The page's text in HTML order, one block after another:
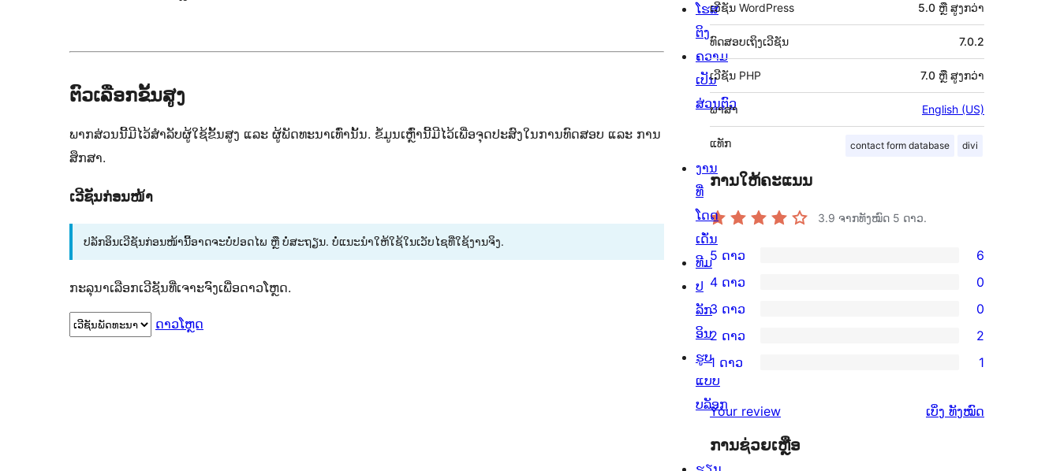
ຕົວເລືອກຂັ້ນສູງ
ພາກສ່ວນນີ້ມີໄວ້ສຳລັບຜູ້ໃຊ້ຂັ້ນສູງ ແລະ ຜູ້ພັດທະນາເທົ່ານັ້ນ. ຂໍ້ມູນເຫຼົ່ານີ້ມີໄວ້ເພື່ອຈຸດປະສົງໃນການທົດສອບ ແລະ ການ
ສຶກສາ.
ເວີຊັນກ່ອນໜ້າ
ປລັກອິນເວີຊັນກ່ອນໜ້ານີ້ອາດຈະບໍ່ປອດໄພ ຫຼື ບໍ່ສະຖຽນ. ບໍ່ແນະນຳໃຫ້ໃຊ້ໃນເວັບໄຊທີ່ໃຊ້ງານຈິງ.
ກະລຸນາເລືອກເວີຊັນທີ່ເຈາະຈົງເພື່ອດາວໂຫຼດ.
ດາວໂຫຼດ
ເວີຊັນ WordPress 5.0 ຫຼື ສູງກວ່າ
ທົດສອບເຖິງເວີຊັນ 7.0.2
ເວີຊັນ PHP 7.0 ຫຼື ສູງກວ່າ
ພາສາ English (US)
ແທັກ contact form database divi
ການໃຫ້ຄະແນນ
3.9 ຈາກທັງໝົດ 5 ດາວ.
ການ
ວິຈານ
5
ດາວ
ຈຳນວນ
6
ລາຍການ
5 ດາວ 6
ວິຈານ
4
ດາວ
ຈຳນວນ
0
ລາຍການ
4 ດາວ 0
ການ
ວິຈານ
3
ດາວ
ຈຳນວນ
0
ລາຍການ
3 ດາວ 0
ວິຈານ
ດາວ
ຈຳນວນ
2
2 ດາວ 2
ວິຈານ
1
ດາວ
ຈຳນວນ
1 ດາວ 1
Your review ເບິ່ງ ຄຳ
ທັງໝົດ
ການຊ່ວຍເຫຼືອ
ໂຮສ
ຕິງ
ຄວາມ
ເປັນ
ສ່ວນຕົວ
ງານ
ທີ່
ໂດດ
ເດັ່ນ
ທີມ
ປ
ລັກ
ອິນ
ຮູບ
ແບບ
ບລັອກ